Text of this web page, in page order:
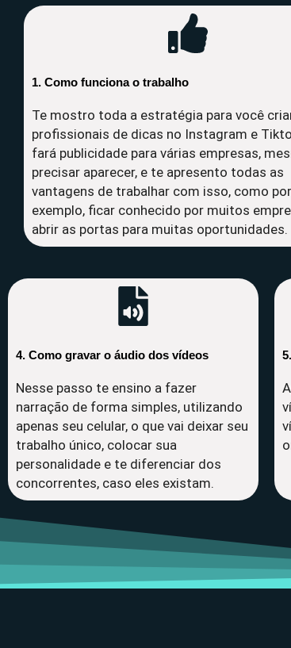
1. Como funciona o trabalho
Te mostro toda a estratégia para você
profissionais de dicas no Instagram e
fará publicidade para várias empresas,
precisar aparecer, e te apresento todas as
vantagens de trabalhar com isso, como por
exemplo, ficar conhecido por muitos
abrir as portas para muitas oportunidades.
4. Como gravar o áudio dos vídeos
Nesse passo te ensino a fazer
narração de forma simples, utilizando
apenas seu celular, o que vai deixar seu
trabalho único, colocar sua
personalidade e te diferenciar dos
concorrentes, caso eles existam.